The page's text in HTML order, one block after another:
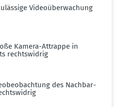
Video­über­wa­chung
Kamera-Attrappe in
rechts­widrig
des Nachbar­